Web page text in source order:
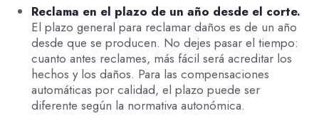
Reclama en el plazo de un año desde el corte.
El plazo general para reclamar daños es de un año
desde que se producen. No dejes pasar el tiempo:
cuanto antes reclames, más fácil será acreditar los
hechos y los daños. Para las compensaciones
automáticas por calidad, el plazo puede ser
diferente según la normativa autonómica.